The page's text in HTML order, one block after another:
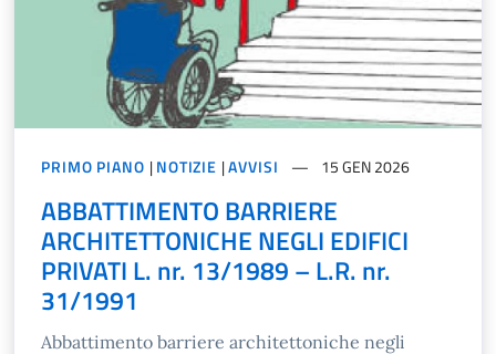
PRIMO PIANO |NOTIZIE |AVVISI 15 GEN 2026
ABBATTIMENTO BARRIERE
ARCHITETTONICHE NEGLI EDIFICI
PRIVATI L. nr. 13/1989 – L.R. nr.
31/1991
Abbattimento barriere architettoniche negli